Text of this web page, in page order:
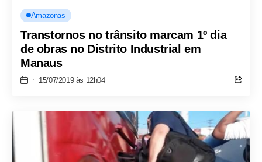
Amazonas
Transtornos no trânsito marcam 1º dia
de obras no Distrito Industrial em
Manaus
15/07/2019 às 12h04